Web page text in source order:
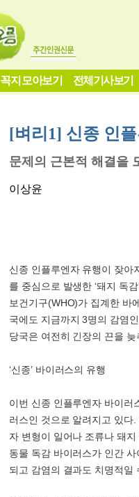
꼭지 모아보기 전체기사보기
[벼리1] 신종 인
문제의 근본적 해결을
이상윤
신종 인플루엔자 유행이 잦아
를 중심으로 발생한 ‘돼지 독
보건기구(WHO)가 집계한 바
국에도 지금까지 3명의 감염
당국은 여전히 긴장의 끈을 늦
‘신종’ 바이러스의 유행
이번 신종 인플루엔자 바이러
러스인 것으로 알려지고 있다
자 변형이 일어나 조류나 돼
동물 독감 바이러스가 인간
되고 감염의 결과도 치명적일